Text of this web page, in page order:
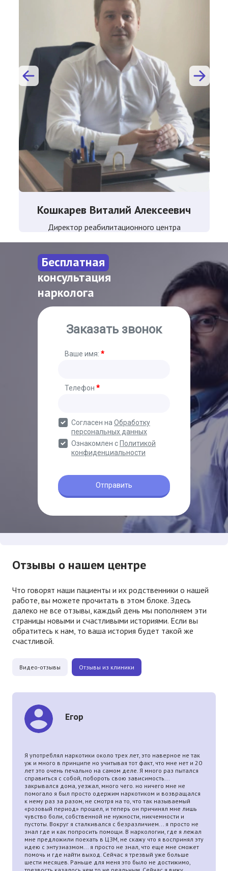
Кошкарев Виталий Алексеевич
Директор реабилитационного центра
Бесплатная
консультация
нарколога
Отзывы о нашем центре
Что говорят наши пациенты и их родственники о нашей
работе, вы можете прочитать в этом блоке. Здесь
далеко не все отзывы, каждый день мы пополняем эти
страницы новыми и счастливыми историями. Если вы
обратитесь к нам, то ваша история будет такой же
счастливой.
Видео-отзывы Отзывы из клиники
Егор
Я употреблял наркотики около трех лет, это наверное не так
уж и много в принципе но учитывая тот факт, что мне нет и 20
лет это очень печально на самом деле. Я много раз пытался
справиться с собой, побороть свою зависимость...
закрывался дома, уезжал, много чего. но ничего мне не
помогало я был просто одержим наркотиком и возвращался
к нему раз за разом, не смотря на то, что так называемый
«розовый период» прошел, и теперь он причинял мне лишь
чувство боли, собственной не нужности, никчемности и
пустоты. Вокруг я сталкивался с безразличием... я просто не
знал где и как попросить помощи. В наркологии, где я лежал
мне предложили поехать в ЦЗМ, не скажу что я воспринял эту
идею с энтузиазмом... я просто не знал, что еще мне сможет
помочь и где найти выход. Сейчас я трезвый уже больше
шести месяцев. Раньше для меня это было не достижимо,